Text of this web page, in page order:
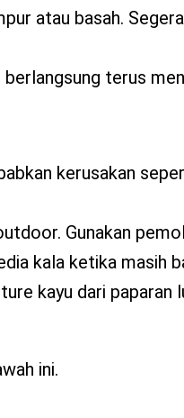
atau basah.
terus
kerusakan
Gunakan
kala ketika masih
kayu dari paparan
ini.